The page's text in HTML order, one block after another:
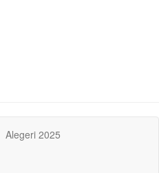
Alegeri 2025